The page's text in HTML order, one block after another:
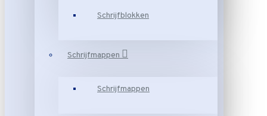
Schrijfblokken
Schrijfmappen
Schrijfmappen